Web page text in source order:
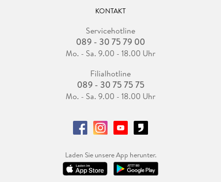
KONTAKT
Servicehotline
089 - 30 75 79 00
Mo. - Sa. 9.00 - 18.00 Uhr
Filialhotline
089 - 30 75 75 75
Mo. - Sa. 9.00 - 18.00 Uhr
Laden Sie unsere App herunter.